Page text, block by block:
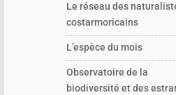
Le réseau des
costarmoricains
L’espèce du mois
Observatoire de la
biodiversité et des